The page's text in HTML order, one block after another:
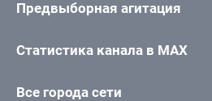
Предвыборная агитация
Статистика канала в MAX
Все города сети